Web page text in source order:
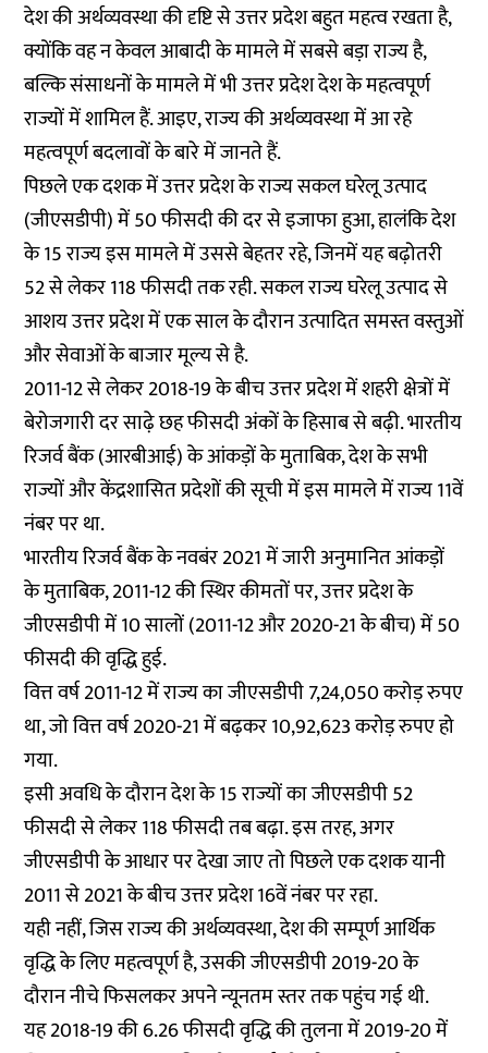
देश की अर्थव्यवस्था की दृष्टि से उत्तर प्रदेश बहुत महत्व रखता है,
क्योंकि वह न केवल आबादी के मामले में सबसे बड़ा राज्य है,
बल्कि संसाधनों के मामले में भी उत्तर प्रदेश देश के महत्वपूर्ण
राज्यों में शामिल हैं. आइए, राज्य की अर्थव्यवस्था में आ रहे
महत्वपूर्ण बदलावों के बारे में जानते हैं.
पिछले एक दशक में उत्तर प्रदेश के राज्य सकल घरेलू उत्पाद
(जीएसडीपी) में 50 फीसदी की दर से इजाफा हुआ, हालंकि देश
के 15 राज्य इस मामले में उससे बेहतर रहे, जिनमें यह बढ़ोतरी
52 से लेकर 118 फीसदी तक रही. सकल राज्य घरेलू उत्पाद से
आशय उत्तर प्रदेश में एक साल के दौरान उत्पादित समस्त वस्तुओं
और सेवाओं के बाजार मूल्य से है.
2011-12 से लेकर 2018-19 के बीच उत्तर प्रदेश में शहरी क्षेत्रों में
बेरोजगारी दर साढ़े छह फीसदी अंकों के हिसाब से बढ़ी. भारतीय
रिजर्व बैंक (आरबीआई) के आंकड़ों के मुताबिक, देश के सभी
राज्यों और केंद्रशासित प्रदेशों की सूची में इस मामले में राज्य 11वें
नंबर पर था.
भारतीय रिजर्व बैंक के नवबंर 2021 में जारी अनुमानित आंकड़ों
के मुताबिक, 2011-12 की स्थिर कीमतों पर, उत्तर प्रदेश के
जीएसडीपी में 10 सालों (2011-12 और 2020-21 के बीच) में 50
फीसदी की वृद्धि हुई.
वित्त वर्ष 2011-12 में राज्य का जीएसडीपी 7,24,050 करोड़ रुपए
था, जो वित्त वर्ष 2020-21 में बढ़कर 10,92,623 करोड़ रुपए हो
गया.
इसी अवधि के दौरान देश के 15 राज्यों का जीएसडीपी 52
फीसदी से लेकर 118 फीसदी तब बढ़ा. इस तरह, अगर
जीएसडीपी के आधार पर देखा जाए तो पिछले एक दशक यानी
2011 से 2021 के बीच उत्तर प्रदेश 16वें नंबर पर रहा.
यही नहीं, जिस राज्य की अर्थव्यवस्था, देश की सम्पूर्ण आर्थिक
वृद्धि के लिए महत्वपूर्ण है, उसकी जीएसडीपी 2019-20 के
दौरान नीचे फिसलकर अपने न्यूनतम स्तर तक पहुंच गई थी.
यह 2018-19 की 6.26 फीसदी वृद्धि की तुलना में 2019-20 में